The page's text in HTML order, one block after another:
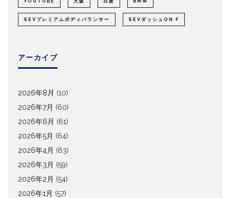
SEVプレミアムボディバランサー SEVダッシュON F
アーカイブ
2026年8月 (10)
2026年7月 (60)
2026年6月 (61)
2026年5月 (64)
2026年4月 (63)
2026年3月 (59)
2026年2月 (54)
2026年1月 (57)